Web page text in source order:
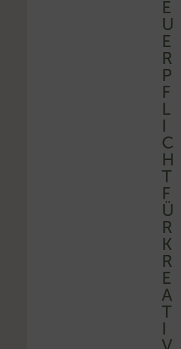
E
U
E
R
P
F
L
I
C
H
T
F
Ü
R
K
R
E
A
T
I